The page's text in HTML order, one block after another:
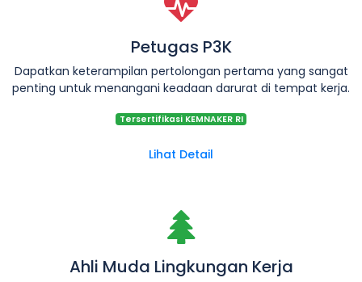
Petugas P3K
Dapatkan keterampilan pertolongan pertama yang sangat
penting untuk menangani keadaan darurat di tempat kerja.
Tersertifikasi KEMNAKER RI
Lihat Detail
Ahli Muda Lingkungan Kerja